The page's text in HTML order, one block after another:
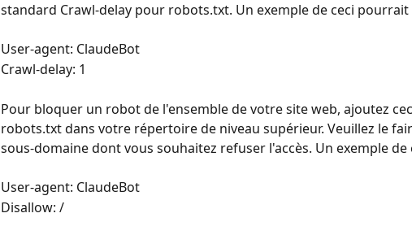
standard Crawl-delay pour robots.txt. Un exemple de ceci pourrait
User-agent: ClaudeBot
Crawl-delay: 1
Pour bloquer un robot de l'ensemble de votre site web, ajoutez
robots.txt dans votre répertoire de niveau supérieur. Veuillez le
sous-domaine dont vous souhaitez refuser l'accès. Un exemple de
User-agent: ClaudeBot
Disallow: /